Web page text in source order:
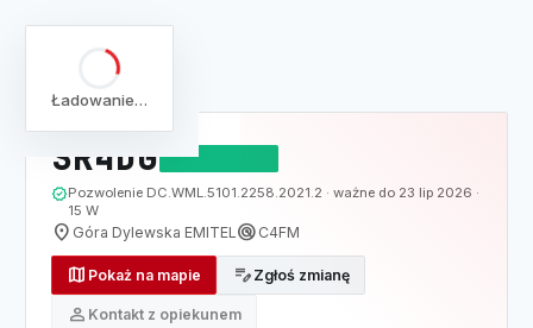
Ładowanie…
SR4DG
SR4DG DZIAŁAJĄCY
verifiedPozwolenie DC.WML.5101.2258.2021.2 · ważne do 23 lip 2026 ·
15 W
location_on Góra Dylewska EMITELradar C4FM
map Pokaż na mapie edit_note Zgłoś zmianę
person Kontakt z opiekunem